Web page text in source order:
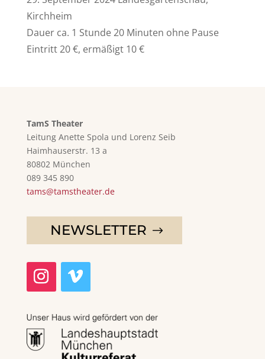
Kirchheim
Dauer ca. 1 Stunde 20 Minuten ohne Pause
Eintritt 20 €, ermäßigt 10 €
TamS Theater
Leitung Anette Spola und Lorenz Seib
Haimhauserstr. 13 a
80802 München
089 345 890
tams@tamstheater.de
NEWSLETTER